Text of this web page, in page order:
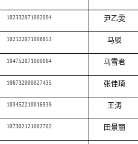
102332071002004 尹乙雯
102122071008853 马驳
104752071000064 马雪君
106732000027435 张佳琦
103452210016939 王涛
107302121002702 田景丽